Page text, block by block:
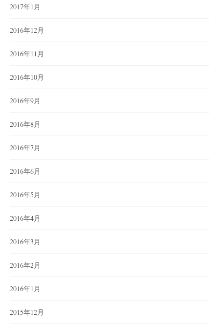
2017年1月
2016年12月
2016年11月
2016年10月
2016年9月
2016年8月
2016年7月
2016年6月
2016年5月
2016年4月
2016年3月
2016年2月
2016年1月
2015年12月